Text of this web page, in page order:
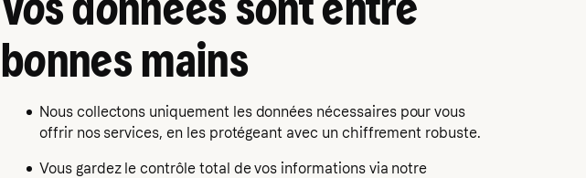
bonnes mains
Nous collectons uniquement les données nécessaires pour vous
offrir nos services, en les protégeant avec un chiffrement robuste.
Vous gardez le contrôle total de vos informations via notre